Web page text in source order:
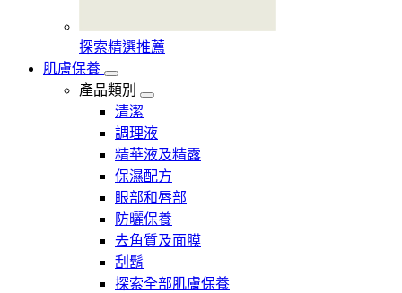
探索精選推薦
肌膚保養
產品類別
清潔
調理液
精華液及精露
保濕配方
眼部和唇部
防曬保養
去角質及面膜
刮鬍
探索全部肌膚保養